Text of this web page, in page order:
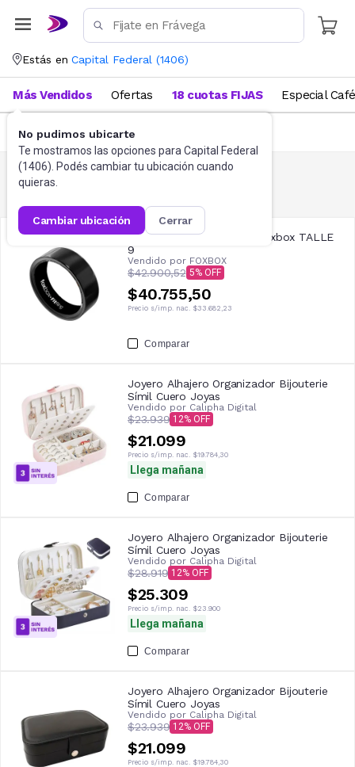
Estás en Capital Federal (1406)
No pudimos ubicarte
Te mostramos las opciones para Capital Federal
(1406). Podés cambiar tu ubicación cuando
quieras.
cambiar ubicación cerrar
Más Vendidos Ofertas 18 cuotas FIJAS Especial Café
Anillo inteligente FitRing Foxbox TALLE
9
Vendido por FOXBOX
$42.900,52 5
$40.755,50
Precio s/imp. nac. $33.682,23
Comparar
Joyero Alhajero Organizador Bijouterie
Símil Cuero Joyas
Vendido por Calipha Digital
$23.939 12
$21.099
Precio s/imp. nac. $19.784,30
Llega mañana
Comparar
Joyero Alhajero Organizador Bijouterie
Símil Cuero Joyas
Vendido por Calipha Digital
$28.919 12
$25.309
Precio s/imp. nac. $23.900
Llega mañana
Comparar
Joyero Alhajero Organizador Bijouterie
Símil Cuero Joyas
Vendido por Calipha Digital
$23.939 12
$21.099
Precio s/imp. nac. $19.784,30